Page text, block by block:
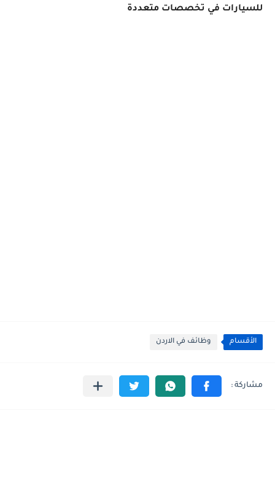
للسيارات في تخصصات متعددة
الأقسام وظائف في الاردن